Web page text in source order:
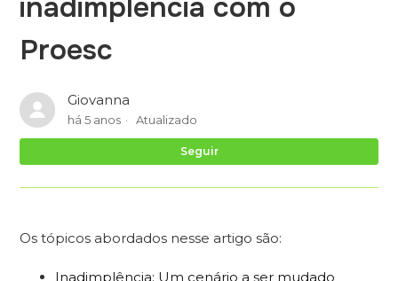
inadimplência com o
Proesc
Giovanna
há 5 anos Atualizado
Seguir
Os tópicos abordados nesse artigo são:
Inadimplência: Um cenário a ser mudado